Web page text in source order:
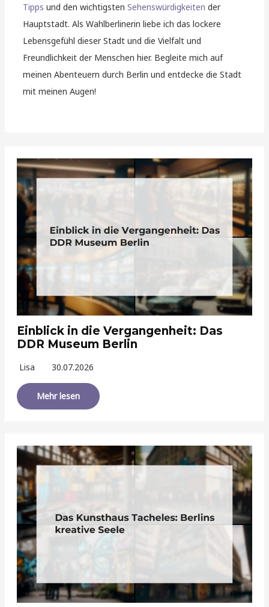
Tipps und den wichtigstenSehenswürdigkeiten der
Hauptstadt. Als Wahlberlinerin liebe ich das lockere
Lebensgefühl dieser Stadt und die Vielfalt und
Freundlichkeit der Menschen hier. Begleite mich auf
meinen Abenteuern durch Berlin und entdecke die Stadt
mit meinen Augen!
Einblick in die Vergangenheit: Das
DDR Museum Berlin
Lisa 30.07.2026
Mehr lesen